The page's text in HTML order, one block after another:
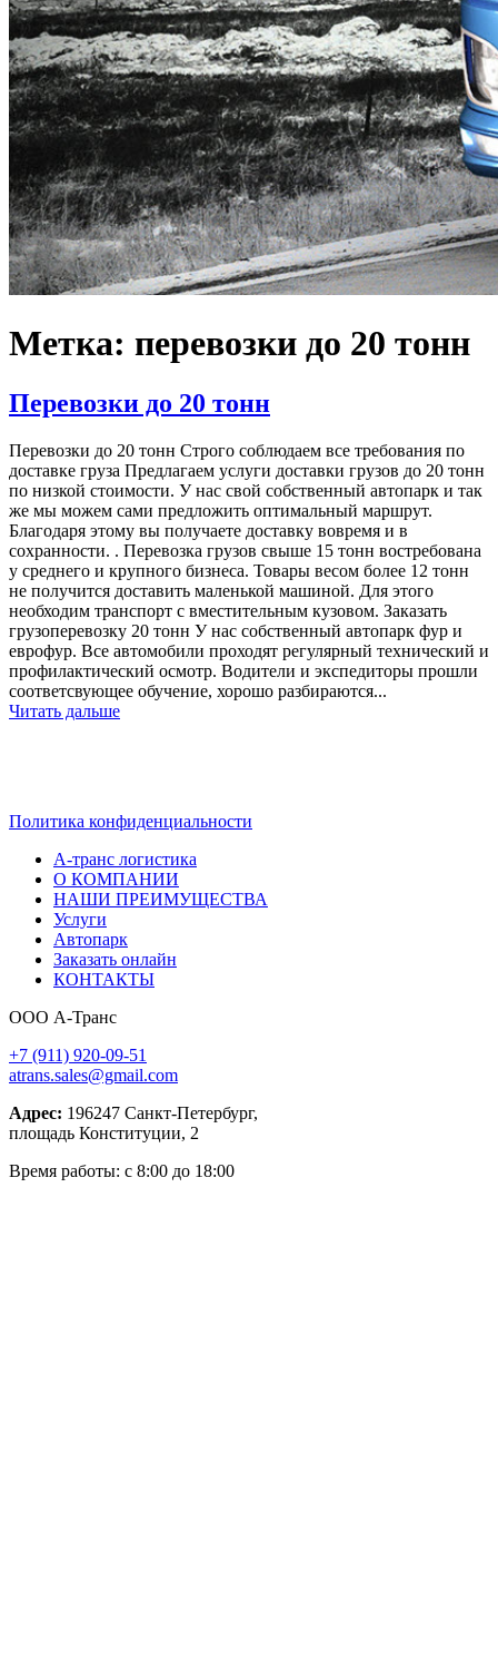
Метка: перевозки до 20 тонн
Перевозки до 20 тонн
Перевозки до 20 тонн Строго соблюдаем все требования по
доставке груза Предлагаем услуги доставки грузов до 20 тонн
по низкой стоимости. У нас свой собственный автопарк и так
же мы можем сами предложить оптимальный маршрут.
Благодаря этому вы получаете доставку вовремя и в
сохранности. . Перевозка грузов свыше 15 тонн востребована
у среднего и крупного бизнеса. Товары весом более 12 тонн
не получится доставить маленькой машиной. Для этого
необходим транспорт с вместительным кузовом. Заказать
грузоперевозку 20 тонн У нас собственный автопарк фур и
еврофур. Все автомобили проходят регулярный технический и
профилактический осмотр. Водители и экспедиторы прошли
соответсвующее обучение, хорошо разбираются...
Читать дальше
Политика конфиденциальности
А-транс логистика
О КОМПАНИИ
НАШИ ПРЕИМУЩЕСТВА
Услуги
Автопарк
Заказать онлайн
КОНТАКТЫ
ООО А-Транс
+7 (911) 920-09-51
atrans.sales@gmail.com
Адрес: 196247 Санкт-Петербург,
площадь Конституции, 2
Время работы: с 8:00 до 18:00